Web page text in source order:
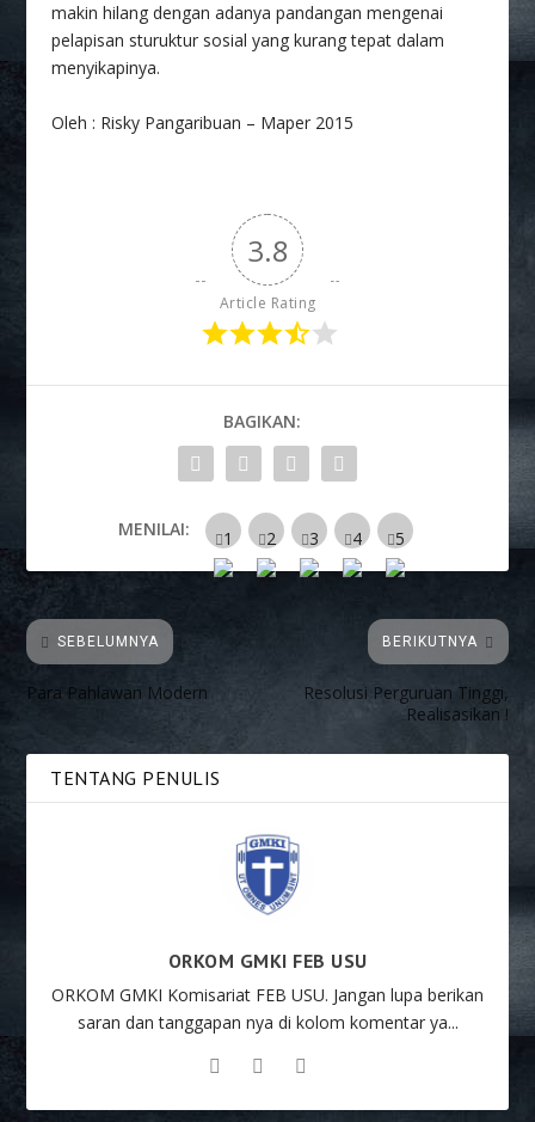
makin hilang dengan adanya pandangan mengenai
pelapisan sturuktur sosial yang kurang tepat dalam
menyikapinya.
Oleh : Risky Pangaribuan – Maper 2015
3.8
Article Rating
BAGIKAN:
MENILAI:
SEBELUMNYA
Para Pahlawan Modern
BERIKUTNYA
Resolusi Perguruan Tinggi,
Realisasikan !
TENTANG PENULIS
ORKOM GMKI FEB USU
ORKOM GMKI Komisariat FEB USU. Jangan lupa berikan
saran dan tanggapan nya di kolom komentar ya...